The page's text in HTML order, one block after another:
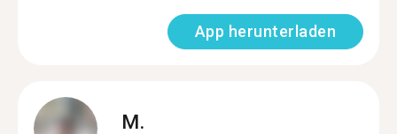
App herunterladen
M.